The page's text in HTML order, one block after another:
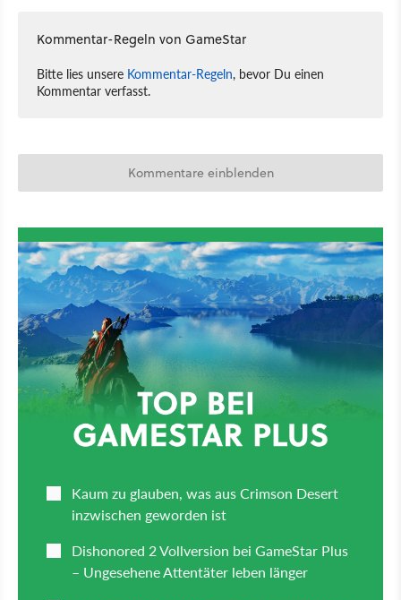
Kommentar-Regeln von GameStar
Bitte lies unsere Kommentar-Regeln, bevor Du einen
Kommentar verfasst.
Kommentare einblenden